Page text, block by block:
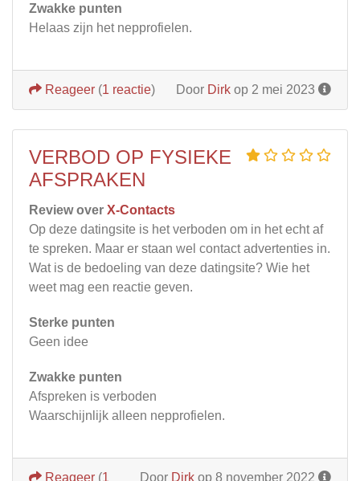
Zwakke punten
Helaas zijn het nepprofielen.
Door Dirk op 2 mei 2023
Reageer (1 reactie)
VERBOD OP FYSIEKE
AFSPRAKEN
Review over X-Contacts
Op deze datingsite is het verboden om in het echt af
te spreken. Maar er staan wel contact advertenties in.
Wat is de bedoeling van deze datingsite? Wie het
weet mag een reactie geven.
Sterke punten
Geen idee
Zwakke punten
Afspreken is verboden
Waarschijnlijk alleen nepprofielen.
Door Dirk op 8 november 2022
Reageer (1